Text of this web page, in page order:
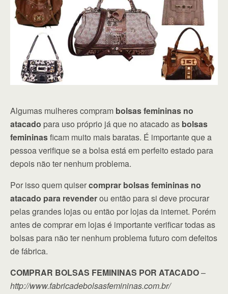
Algumas mulheres compram bolsas femininas no
atacado para uso próprio já que no atacado as bolsas
femininasficam muito mais baratas. É importante que a
pessoa verifique se a bolsa está em perfeito estado para
depois não ter nenhum problema.
Por isso quem quisercomprar bolsas femininas no
atacado para revenderou então para si deve procurar
pelas grandes lojas ou então por lojas da internet. Porém
antes de comprar em lojas é importante verificar todas as
bolsas para não ter nenhum problema futuro com defeitos
de fábrica.
COMPRAR BOLSAS FEMININAS POR ATACADO–
http://www.fabricadebolsasfemininas.com.br/